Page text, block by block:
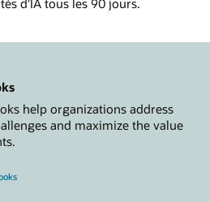
help organizations address
and maximize the value